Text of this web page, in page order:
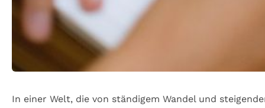
In einer Welt, die von ständigem Wandel und